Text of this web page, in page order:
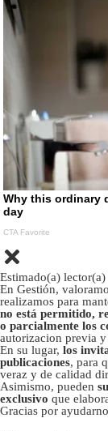
Estimado(a) lector(a)
En Gestión,
realizamos para
no está permitido,
o parcialmente los
autorizacion previa
En su lugar, los
publicaciones, para
veraz y de calidad
Asimismo, pueden
exclusivo que
Gracias por